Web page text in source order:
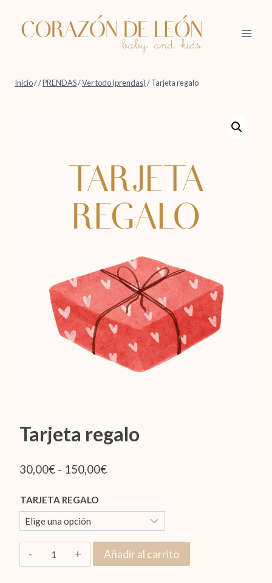
contenido
Inicio//PRENDAS/Ver todo (prendas)/Tarjeta regalo
Tarjeta regalo
30,00€ - 150,00€Rango
30,00€
hasta
TARJETA REGALO
Tarjeta
regalo
Añadir al carrito